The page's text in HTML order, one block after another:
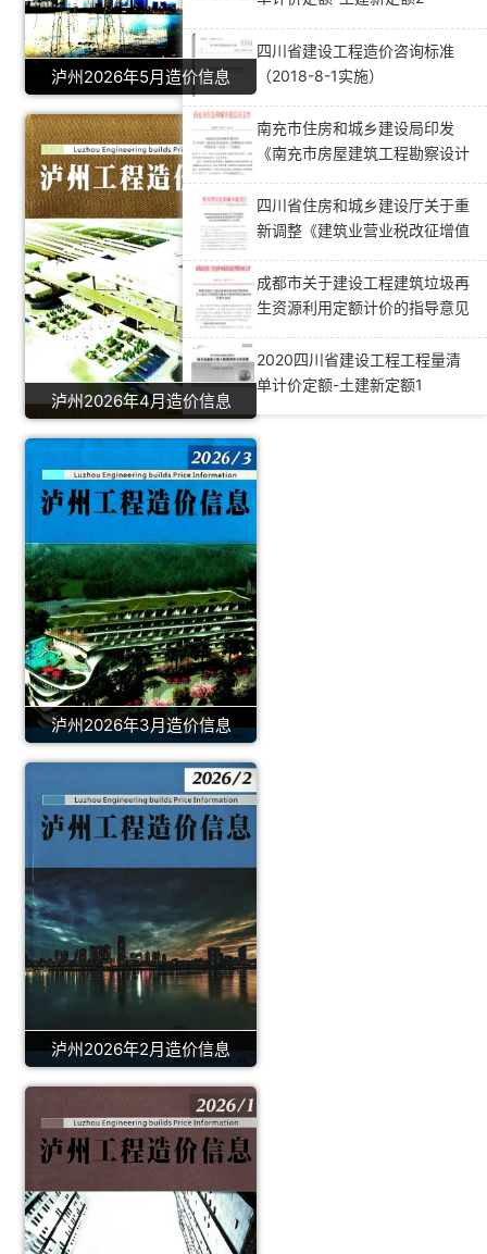
泸州2026年5月造价信息
泸州2026年4月造价信息
泸州2026年3月造价信息
泸州2026年2月造价信息
四川省建设工程造价咨询标准
（2018-8-1实施）
南充市住房和城乡建设局印发
《南充市房屋建筑工程勘察设计
四川省住房和城乡建设厅关于重
新调整《建筑业营业税改征增值
办法》的通知（川建造价发
〔2019〕181号）
成都市关于建设工程建筑垃圾再
生资源利用定额计价的指导意见
2020四川省建设工程工程量清
单计价定额-土建新定额1